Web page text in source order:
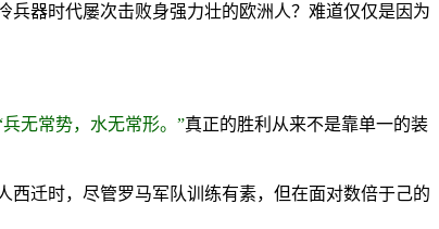
器时代屡次击败身强力壮的欧洲人？难道仅仅是因为
兵无常势，水无常形。”真正的胜利从来不是靠单一的装
迁时，尽管罗马军队训练有素，但在面对数倍于己的